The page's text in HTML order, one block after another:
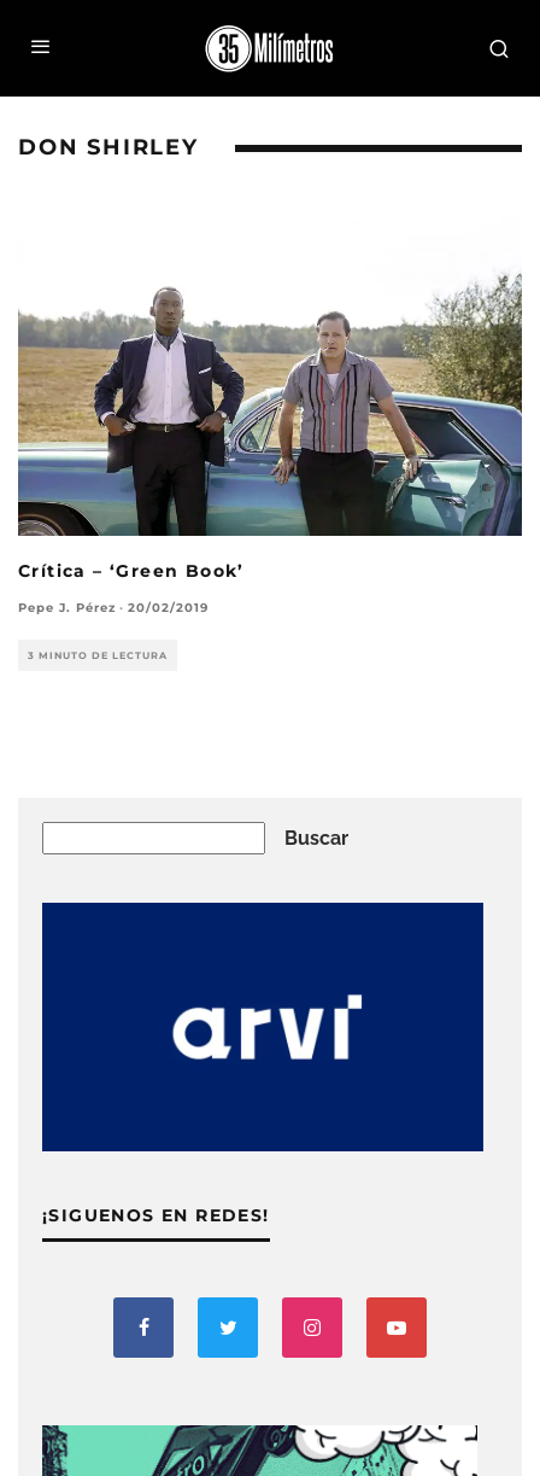
DON SHIRLEY
Crítica – ‘Green Book’
Pepe J. Pérez · 20/02/2019
3 MINUTO DE LECTURA
Buscar
¡SIGUENOS EN REDES!